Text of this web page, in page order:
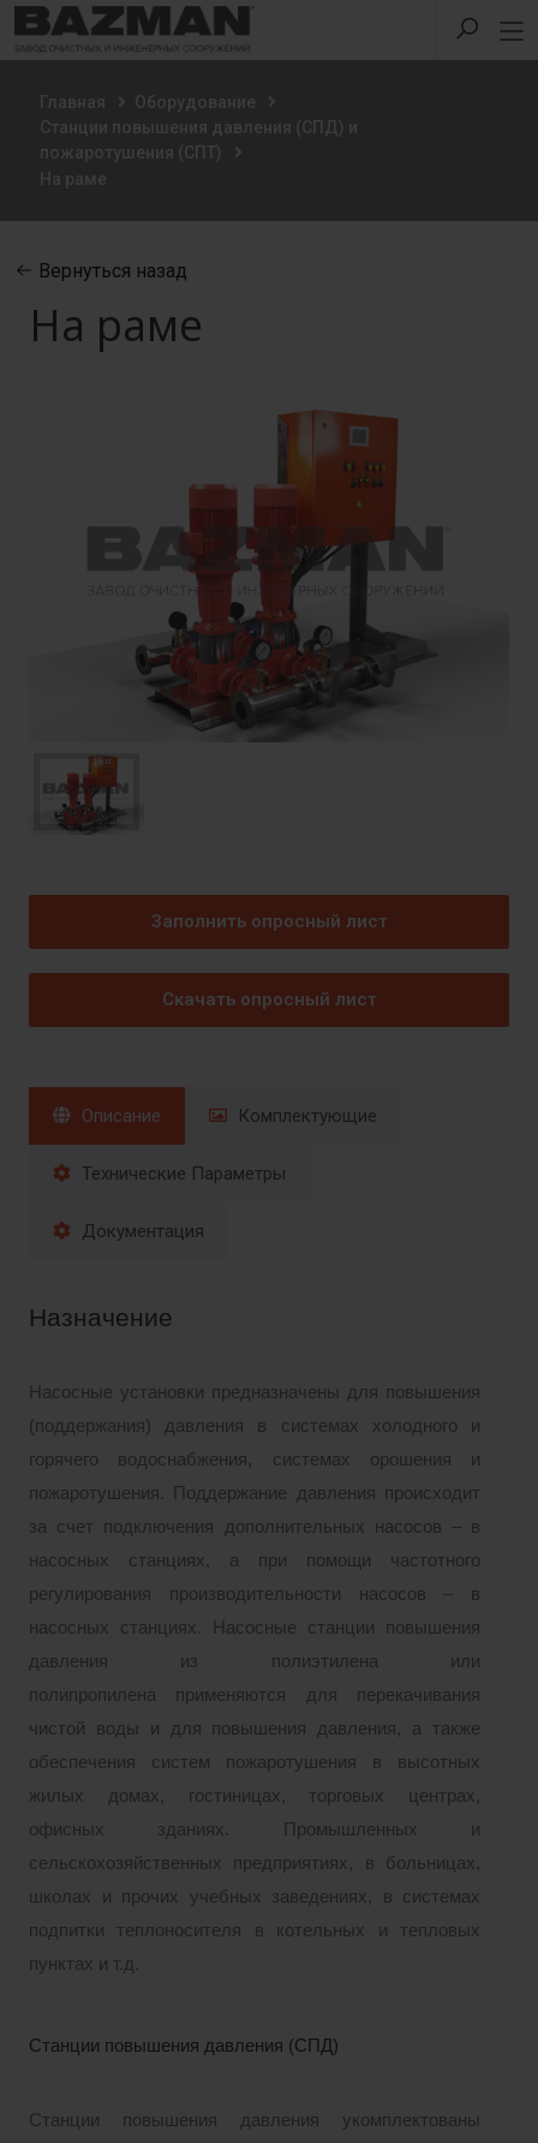
Главная
Оборудование
Станции повышения давления (СПД) и
пожаротушения (СПТ)
На раме
Вернуться назад
На раме
Заполнить опросный лист
Скачать опросный лист
Описание Комплектующие
Технические Параметры
Документация
Назначение
Насосные установки предназначены для повышения
(поддержания) давления в системах холодного и
горячего водоснабжения, системах орошения и
пожаротушения. Поддержание давления происходит
за счет подключения дополнительных насосов – в
насосных станциях, а при помощи частотного
регулирования производительности насосов – в
насосных станциях. Насосные станции повышения
давления из полиэтилена или
полипропилена применяются для перекачивания
чистой воды и для повышения давления, а также
обеспечения систем пожаротушения в высотных
жилых домах, гостиницах, торговых центрах,
офисных зданиях. Промышленных и
сельскохозяйственных предприятиях, в больницах,
школах и прочих учебных заведениях, в системах
подпитки теплоносителя в котельных и тепловых
пунктах и т.д.
Станции повышения давления (СПД)
Станции повышения давления укомплектованы